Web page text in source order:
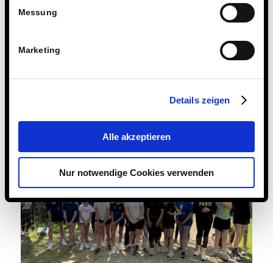
Messung
Marketing
Details zeigen
Alle akzeptieren
Nur notwendige Cookies verwenden